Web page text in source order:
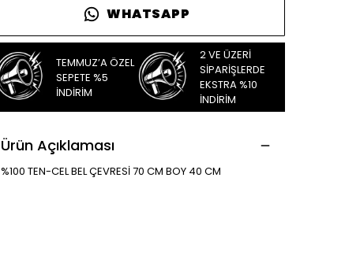
WHATSAPP
TEMMUZ’A ÖZEL
SEPETE %5
İNDİRİM
2 VE ÜZERİ
SİPARİŞLERDE
EKSTRA %10
İNDİRİM
Ürün Açıklaması
%100 TEN-CEL BEL ÇEVRESİ 70 CM BOY 40 CM